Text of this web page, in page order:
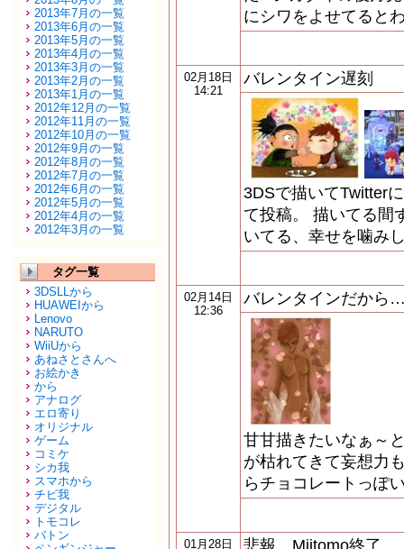
2013年7月の一覧
2013年6月の一覧
2013年5月の一覧
2013年4月の一覧
2013年3月の一覧
2013年2月の一覧
2013年1月の一覧
2012年12月の一覧
2012年11月の一覧
2012年10月の一覧
2012年9月の一覧
2012年8月の一覧
2012年7月の一覧
2012年6月の一覧
2012年5月の一覧
2012年4月の一覧
2012年3月の一覧
タグ一覧
3DSLLから
HUAWEIから
Lenovo
NARUTO
WiiUから
あねさとさんへ
お絵かき
から
アナログ
エロ寄り
オリジナル
ゲーム
コミケ
シカ我
スマホから
チビ我
デジタル
トモコレ
バトン
にシワをよせてると
02月18日
14:21
バレンタイン遅刻
3DSで描いてTwitter
て投稿。 描いてる間
いてる、幸せを噛み
02月14日
12:36
バレンタインだから
甘甘描きたいなぁ～
が枯れてきて妄想力
らチョコレートっぽ
01月28日
悲報…Miitomo終了